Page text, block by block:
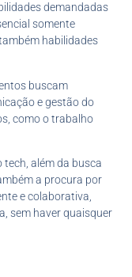
demandadas
somente
habilidades
buscam
e gestão do
como o trabalho
além da busca
a procura por
e colaborativa,
sem haver quaisquer